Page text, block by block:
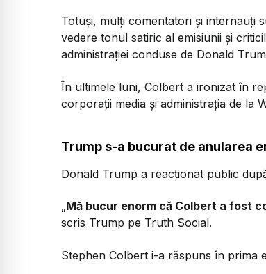
Totuși, mulți comentatori și internauți
vedere tonul satiric al emisiunii și
administrației conduse de Donald
În ultimele luni, Colbert a ironizat în
corporații media și administrația de la
Trump s-a bucurat de anularea
Donald Trump a reacționat public
„Mă bucur enorm că Colbert a fost
scris Trump pe Truth Social.
Stephen Colbert i-a răspuns în prima